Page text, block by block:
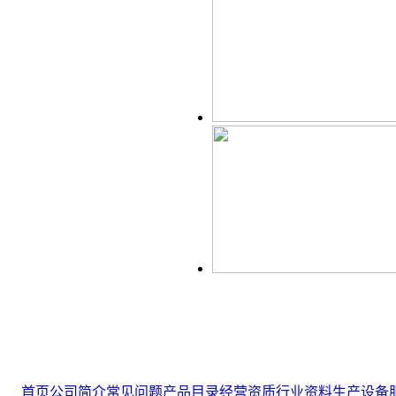
首页公司简介常见问题产品目录经营资质行业资料生产设备